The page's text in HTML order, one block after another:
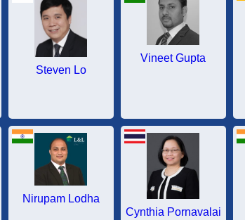
Steven Lo
Vineet Gupta
Nirupam Lodha
Cynthia Pornavalai